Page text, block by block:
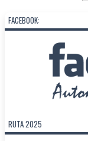
Post
FACEBOOK:
RUTA 2025